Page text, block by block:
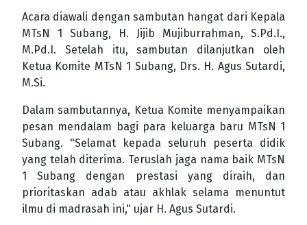
Acara diawali dengan sambutan hangat dari Kepala
MTsN 1 Subang, H. Jijib Mujiburrahman, S.Pd.I.,
M.Pd.I. Setelah itu, sambutan dilanjutkan oleh
Ketua Komite MTsN 1 Subang, Drs. H. Agus Sutardi,
M.Si.
Dalam sambutannya, Ketua Komite menyampaikan
pesan mendalam bagi para keluarga baru MTsN 1
Subang. "Selamat kepada seluruh peserta didik
yang telah diterima. Teruslah jaga nama baik MTsN
1 Subang dengan prestasi yang diraih, dan
prioritaskan adab atau akhlak selama menuntut
ilmu di madrasah ini," ujar H. Agus Sutardi.